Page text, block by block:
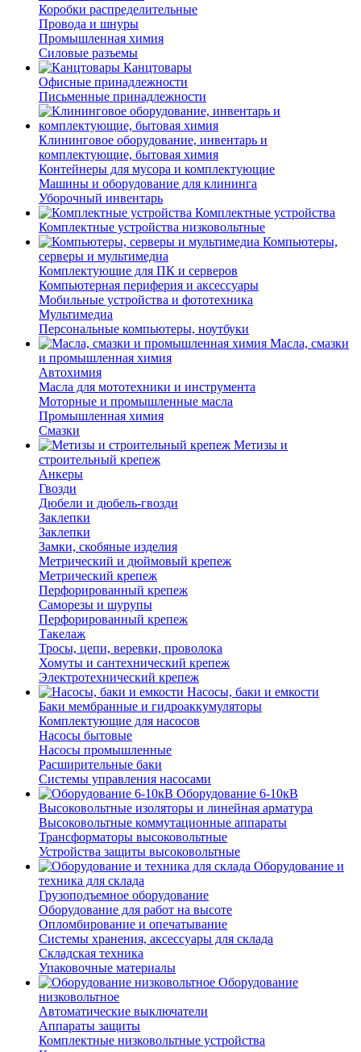
Коробки распределительные
Провода и шнуры
Промышленная химия
Силовые разъемы
Канцтовары
Офисные принадлежности
Письменные принадлежности
Клининговое оборудование, инвентарь и
комплектующие, бытовая химия
Контейнеры для мусора и комплектующие
Машины и оборудование для клининга
Уборочный инвентарь
Комплектные устройства
Комплектные устройства низковольтные
Компьютеры,
серверы и мультимедиа
Комплектующие для ПК и серверов
Компьютерная периферия и аксессуары
Мобильные устройства и фототехника
Мультимедиа
Персональные компьютеры, ноутбуки
Масла, смазки
и промышленная химия
Автохимия
Масла для мототехники и инструмента
Моторные и промышленные масла
Промышленная химия
Смазки
Метизы и
строительный крепеж
Анкеры
Гвозди
Дюбели и дюбель-гвозди
Заклепки
Заклепки
Замки, скобяные изделия
Метрический и дюймовый крепеж
Метрический крепеж
Перфорированный крепеж
Саморезы и шурупы
Перфорированный крепеж
Такелаж
Тросы, цепи, веревки, проволока
Хомуты и сантехнический крепеж
Электротехнический крепеж
Насосы, баки и емкости
Баки мембранные и гидроаккумуляторы
Комплектующие для насосов
Насосы бытовые
Насосы промышленные
Расширительные баки
Системы управления насосами
Оборудование 6-10кВ
Высоковольтные изоляторы и линейная арматура
Высоковольтные коммутационные аппараты
Трансформаторы высоковольтные
Устройства защиты высоковольтные
Оборудование и
техника для склада
Грузоподъемное оборудование
Оборудование для работ на высоте
Опломбирование и опечатывание
Системы хранения, аксессуары для склада
Складская техника
Упаковочные материалы
Оборудование
низковольтное
Автоматические выключатели
Аппараты защиты
Комплектные низковольтные устройства